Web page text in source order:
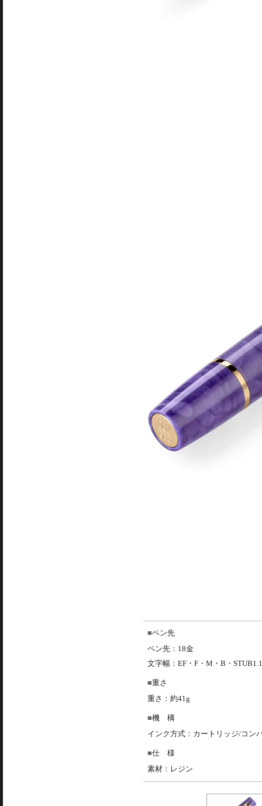
ペン先
ペン先：18金
文字幅：EF・F・M・B・
重さ
重さ：約41g
機 構
インク方式：カートリッジ/コン
仕 様
素材：レジン